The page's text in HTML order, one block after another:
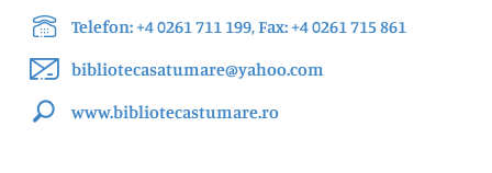
Telefon: +4 0261 711 199, Fax: +4 0261 715 861
bibliotecasatumare@yahoo.com
www.bibliotecastumare.ro